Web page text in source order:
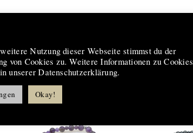
Nutzung dieser Webseite stimmst du der
von Cookies zu. Weitere Informationen zu Cookies
unserer Datenschutzerklärung.
Okay!